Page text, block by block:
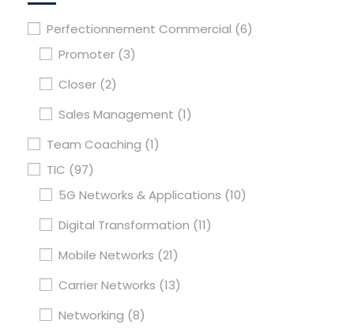
Perfectionnement Commercial (6)
Promoter (3)
Closer (2)
Sales Management (1)
Team Coaching (1)
TIC (97)
5G Networks & Applications (10)
Digital Transformation (11)
Mobile Networks (21)
Carrier Networks (13)
Networking (8)